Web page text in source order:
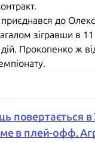
до
зігравши в
Прокопенко ж
повертається
в плей-офф,